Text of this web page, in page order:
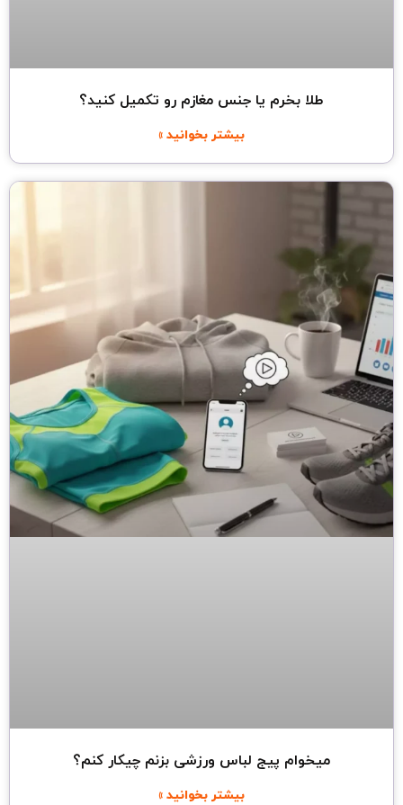
طلا بخرم یا جنس مغازم رو تکمیل کنید؟
بیشتر بخوانید »
میخوام پیج لباس ورزشی بزنم چیکار کنم؟
بیشتر بخوانید »